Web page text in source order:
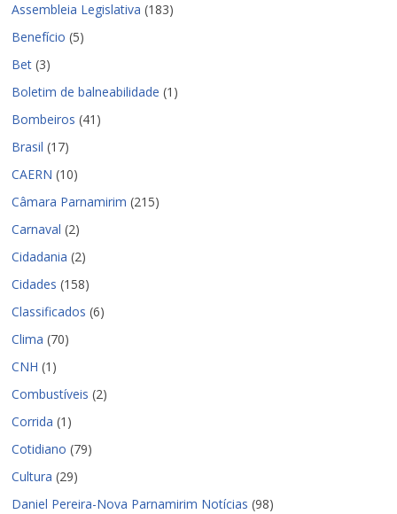
Assembleia Legislativa (183)
Benefício (5)
Bet (3)
Boletim de balneabilidade (1)
Bombeiros (41)
Brasil (17)
CAERN (10)
Câmara Parnamirim (215)
Carnaval (2)
Cidadania (2)
Cidades (158)
Classificados (6)
Clima (70)
CNH (1)
Combustíveis (2)
Corrida (1)
Cotidiano (79)
Cultura (29)
Daniel Pereira-Nova Parnamirim Notícias (98)